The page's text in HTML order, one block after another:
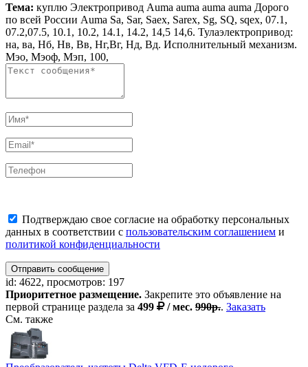
Тема: куплю Электропривод Auma auma auma auma Дорого
по всей России Auma Sa, Sar, Saex, Sarex, Sg, SQ, sqex, 07.1,
07.2,07.5, 10.1, 10.2, 14.1, 14.2, 14,5 14,6. Тулаэлектропривод:
на, ва, Нб, Нв, Вв, Нг,Вг, Нд, Вд. Исполнительный механизм.
Мэо, Мэоф, Мэп, 100,
Подтверждаю свое согласие на обработку персональных
данных в соответствии с пользовательским соглашением и
политикой конфиденциальности
Отправить сообщение
id: 4622, просмотров: 197
Приоритетное размещение. Закрепите это объявление на
первой странице раздела за 499 / мес. 990р.. Заказать
См. также